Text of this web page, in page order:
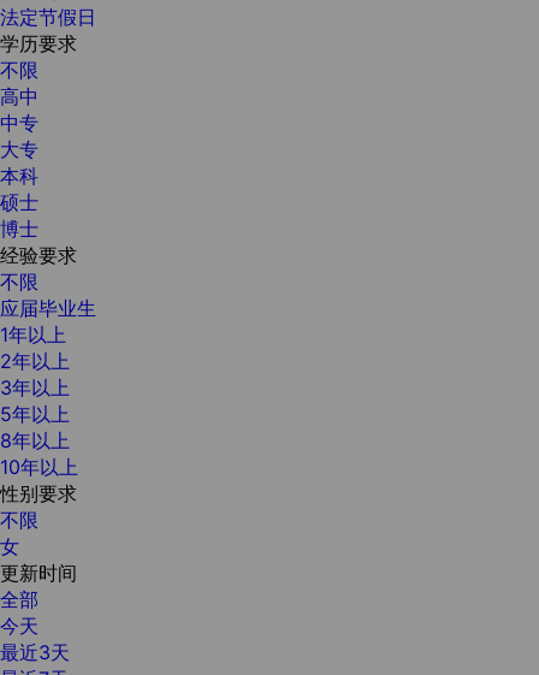
法定节假日
学历要求
不限
高中
中专
大专
本科
硕士
博士
经验要求
不限
应届毕业生
1年以上
2年以上
3年以上
5年以上
8年以上
10年以上
性别要求
不限
女
更新时间
全部
今天
最近3天